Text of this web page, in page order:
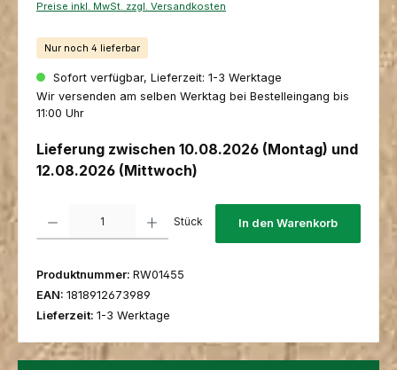
Preise inkl. MwSt. zzgl. Versandkosten
Nur noch 4 lieferbar
Sofort verfügbar, Lieferzeit: 1-3 Werktage
Wir versenden am selben Werktag bei Bestelleingang bis
11:00 Uhr
Lieferung zwischen 10.08.2026 (Montag) und
12.08.2026 (Mittwoch)
Stück In den Warenkorb
Produktnummer: RW01455
EAN: 1818912673989
Lieferzeit: 1-3 Werktage